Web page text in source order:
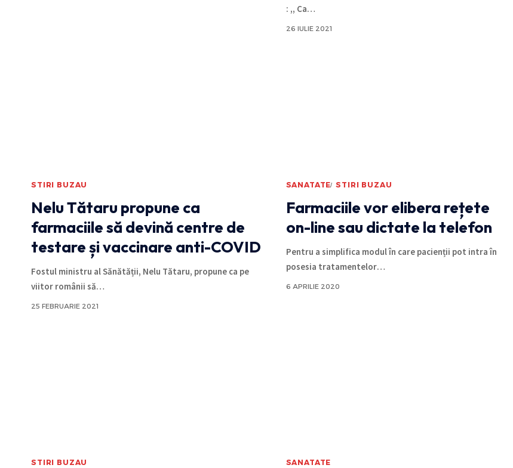
: ,, Ca…
26 IULIE 2021
STIRI BUZAU
Nelu Tătaru propune ca
farmaciile să devină centre de
testare și vaccinare anti-COVID
Fostul ministru al Sănătății, Nelu Tătaru, propune ca pe
viitor românii să…
25 FEBRUARIE 2021
SANATATE STIRI BUZAU
Farmaciile vor elibera rețete
on-line sau dictate la telefon
Pentru a simplifica modul în care pacienții pot intra în
posesia tratamentelor…
6 APRILIE 2020
STIRI BUZAU SANATATE